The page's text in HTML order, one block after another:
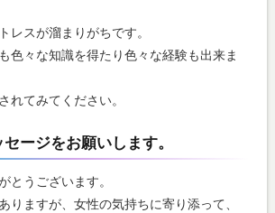
レスが溜まりがちです。
色々な知識を得たり色々な経験も出来ま
れてみてください。
ージをお願いします。
とうございます。
りますが、女性の気持ちに寄り添って、